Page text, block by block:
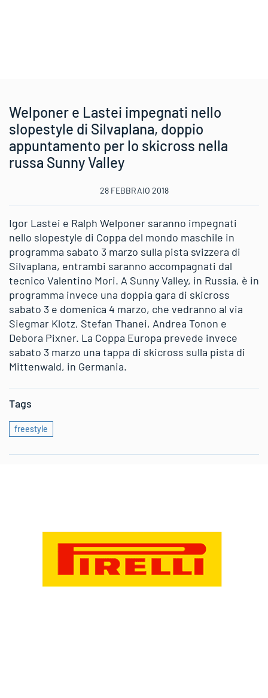
Welponer e Lastei impegnati nello
slopestyle di Silvaplana, doppio
appuntamento per lo skicross nella
russa Sunny Valley
28 FEBBRAIO 2018
Igor Lastei e Ralph Welponer saranno impegnati
nello slopestyle di Coppa del mondo maschile in
programma sabato 3 marzo sulla pista svizzera di
Silvaplana, entrambi saranno accompagnati dal
tecnico Valentino Mori. A Sunny Valley, in Russia, è in
programma invece una doppia gara di skicross
sabato 3 e domenica 4 marzo, che vedranno al via
Siegmar Klotz, Stefan Thanei, Andrea Tonon e
Debora Pixner. La Coppa Europa prevede invece
sabato 3 marzo una tappa di skicross sulla pista di
Mittenwald, in Germania.
Tags
freestyle